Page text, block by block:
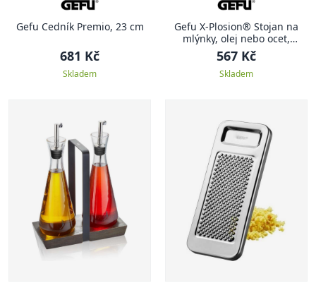
Gefu Cedník Premio, 23 cm
681 Kč
Skladem
Gefu X-Plosion® Stojan na
mlýnky, olej nebo ocet,
velikost M
567 Kč
Skladem